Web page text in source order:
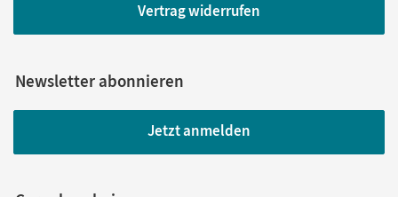
Vertrag widerrufen
Newsletter abonnieren
Jetzt anmelden